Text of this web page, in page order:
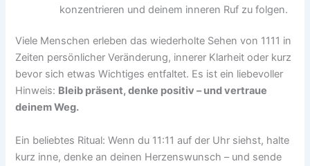
konzentrieren und deinem inneren Ruf zu folgen.
Viele Menschen erleben das wiederholte Sehen von 1111 in
Zeiten persönlicher Veränderung, innerer Klarheit oder kurz
bevor sich etwas Wichtiges entfaltet. Es ist ein liebevoller
Hinweis: Bleib präsent, denke positiv – und vertraue
deinem Weg.
Ein beliebtes Ritual: Wenn du 11:11 auf der Uhr siehst, halte
kurz inne, denke an deinen Herzenswunsch – und sende